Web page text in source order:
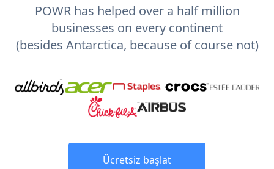
POWR has helped over a half million
businesses on every continent
(besides Antarctica, because of course not)
Ücretsiz başlat